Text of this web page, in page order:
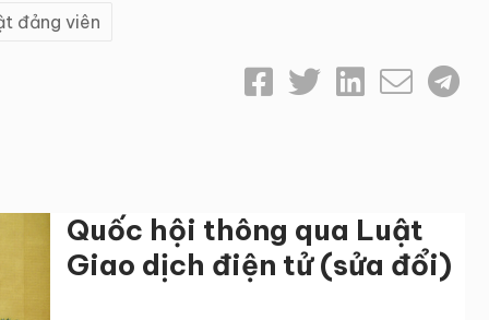
đảng viên
Quốc hội thông qua Luật
Giao dịch điện tử (sửa đổi)